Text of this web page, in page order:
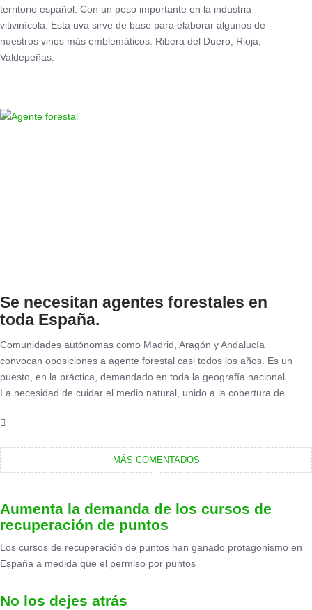
territorio español. Con un peso importante en la industria
vitivinícola. Esta uva sirve de base para elaborar algunos de
nuestros vinos más emblemáticos: Ribera del Duero, Rioja,
Valdepeñas.
Se necesitan agentes forestales en
toda España.
Comunidades autónomas como Madrid, Aragón y Andalucía
convocan oposiciones a agente forestal casi todos los años. Es un
puesto, en la práctica, demandado en toda la geografía nacional.
La necesidad de cuidar el medio natural, unido a la cobertura de
MÁS COMENTADOS
Aumenta la demanda de los cursos de
recuperación de puntos
Los cursos de recuperación de puntos han ganado protagonismo en
España a medida que el permiso por puntos
No los dejes atrás